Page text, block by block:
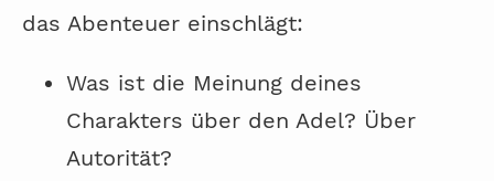
das Abenteuer einschlägt:
Was ist die Meinung deines
Charakters über den Adel? Über
Autorität?